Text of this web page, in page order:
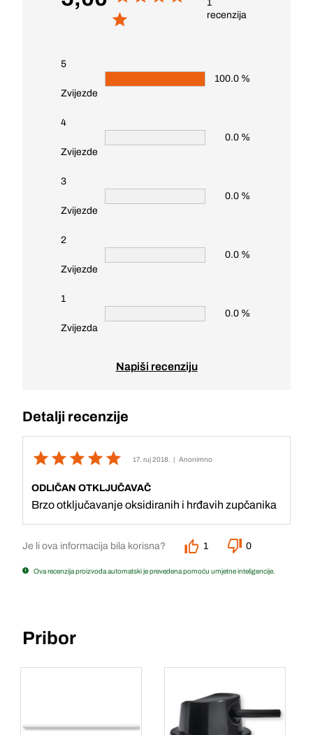
1
recenzija
5
Zvijezde
100.0 %
4
Zvijezde
0.0 %
3
Zvijezde
0.0 %
2
Zvijezde
0.0 %
1
Zvijezda
0.0 %
Napiši recenziju
Detalji recenzije
17. ruj 2018. | Anonimno
ODLIČAN OTKLJUČAVAČ
Brzo otključavanje oksidiranih i hrđavih zupčanika
Je li ova informacija bila korisna? 1 0
Ova recenzija proizvoda automatski je prevedena pomoću umjetne inteligencije.
Pribor